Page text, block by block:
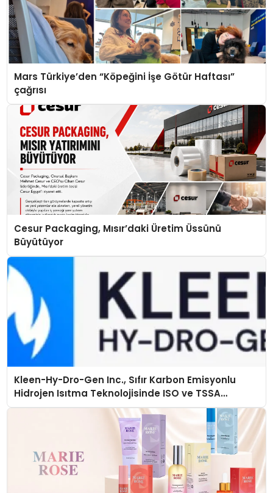
Mars Türkiye’den “Köpeğini İşe Götür Haftası”
çağrısı
Cesur Packaging, Mısır’daki Üretim Üssünü
Büyütüyor
Kleen-Hy-Dro-Gen Inc., Sıfır Karbon Emisyonlu
Hidrojen Isıtma Teknolojisinde ISO ve TSSA
Düzenleyici Onaylarını Aldı